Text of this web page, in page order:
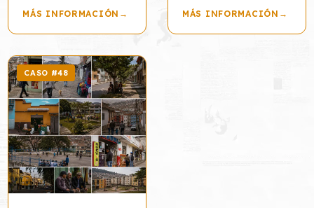
MÁS INFORMACIÓN → MÁS INFORMACIÓN →
CASO #48